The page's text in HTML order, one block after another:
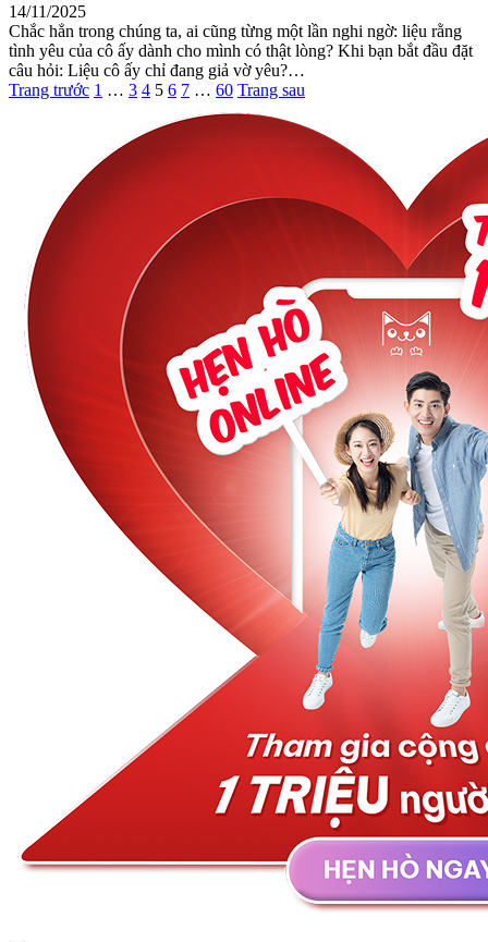
14/11/2025
Chắc hẳn trong chúng ta, ai cũng từng một lần nghi ngờ: liệu rằng
tình yêu của cô ấy dành cho mình có thật lòng? Khi bạn bắt đầu đặt
câu hỏi: Liệu cô ấy chỉ đang giả vờ yêu?…
Trang trước 1 … 3 4 5 6 7 … 60 Trang sau